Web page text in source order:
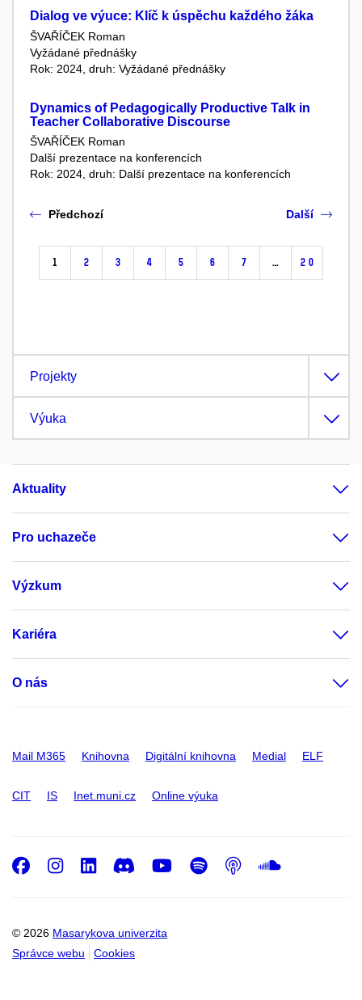
Dialog ve výuce: Klíč k úspěchu každého žáka
ŠVAŘÍČEK Roman
Vyžádané přednášky
Rok: 2024, druh: Vyžádané přednášky
Dynamics of Pedagogically Productive Talk in
Teacher Collaborative Discourse
ŠVAŘÍČEK Roman
Další prezentace na konferencích
Rok: 2024, druh: Další prezentace na konferencích
Předchozí
1 2 3 4 5 6 7 … 20
Další
Projekty
Výuka
Aktuality
Pro uchazeče
Výzkum
Kariéra
O nás
Mail M365 Knihovna Digitální knihovna Medial ELF
CIT IS Inet.muni.cz Online výuka
© 2026 Masarykova univerzita
Správce webu
Cookies
Facebook
Instagram
LinkedIn
DiscordYoutube
Spotify
Podcast